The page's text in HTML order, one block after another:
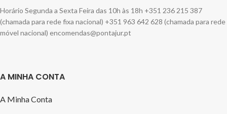
Horário Segunda a Sexta Feira das 10h às 18h +351 236 215 387
(chamada para rede fixa nacional) +351 963 642 628 (chamada para rede
móvel nacional) encomendas@pontajur.pt
A MINHA CONTA
A Minha Conta